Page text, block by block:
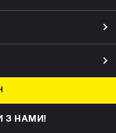
З НАМИ!